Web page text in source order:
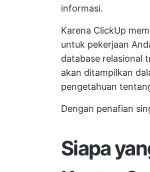
informasi.
Karena ClickUp
untuk pekerjaan
database relasional
akan ditampilkan
pengetahuan
Dengan penafian
Siapa